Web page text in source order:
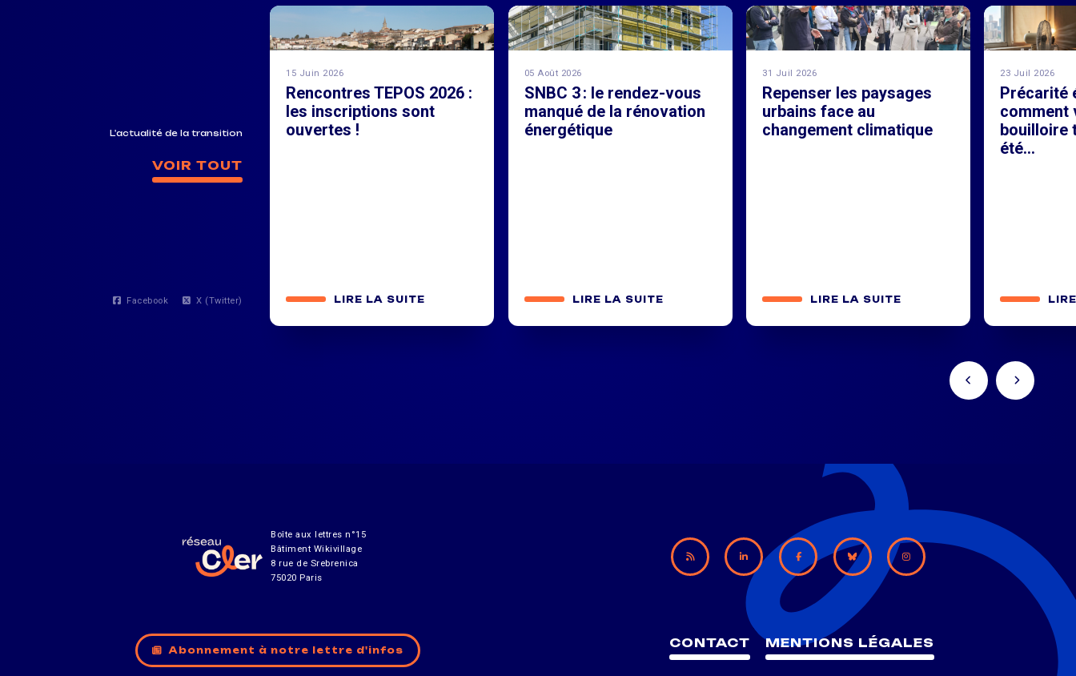
L'actualité de la transition
VOIR TOUT
Facebook X (Twitter)
15 Juin 2026
Rencontres TEPOS 2026 :
les inscriptions sont
ouvertes !
LIRE LA SUITE
05 Août 2026
SNBC 3 : le rendez-vous
manqué de la rénovation
énergétique
LIRE LA SUITE
31 Juil 2026
Repenser les paysages
urbains face au
changement climatique
LIRE LA SUITE
23 Juil 2026
Précarité
comment
bouilloire
été...
Boîte aux lettres n°15
Bâtiment Wikivillage
8 rue de Srebrenica
75020 Paris
Abonnement à notre lettre d'infos CONTACT MENTIONS LÉGALES